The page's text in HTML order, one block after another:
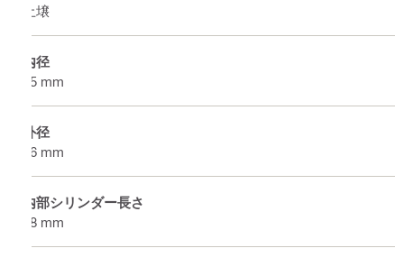
土壌
内径
25 mm
外径
46 mm
内部シリンダー長さ
48 mm